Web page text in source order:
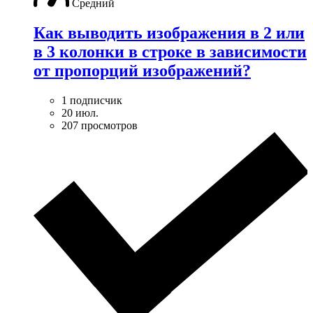
Средний
Как выводить изображения в 2 или
в 3 колонки в строке в зависимости
от пропорций изображений?
1 подписчик
20 июл.
207 просмотров